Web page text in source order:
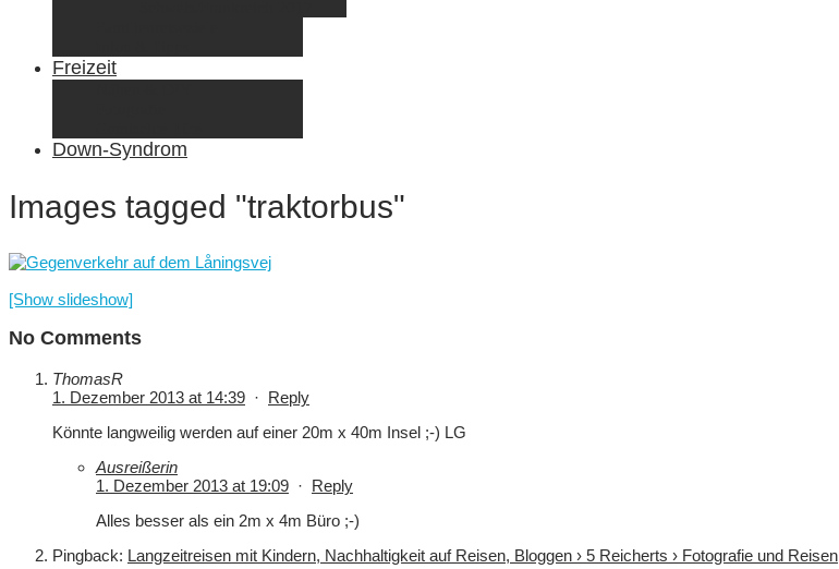
Freizeit
Down-Syndrom
Images tagged "traktorbus"
[Show slideshow]
No Comments
ThomasR
1. Dezember 2013 at 14:39 · Reply
Könnte langweilig werden auf einer 20m x 40m Insel ;-) LG
Ausreißerin
1. Dezember 2013 at 19:09 · Reply
Alles besser als ein 2m x 4m Büro ;-)
Pingback: Langzeitreisen mit Kindern, Nachhaltigkeit auf Reisen, Bloggen › 5 Reicherts › Fotografie und Reisen